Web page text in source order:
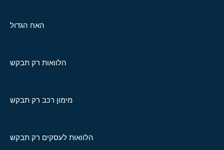
האח הגדול
הלוואות רק תבקש
מימון רכב רק תבקש
הלוואות לעסקים רק תבקש